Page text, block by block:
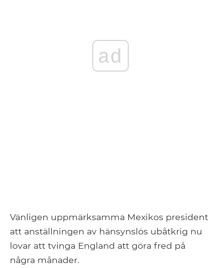
ad
Vänligen uppmärksamma Mexikos president
att anställningen av hänsynslös ubåtkrig nu
lovar att tvinga England att göra fred på
några månader.